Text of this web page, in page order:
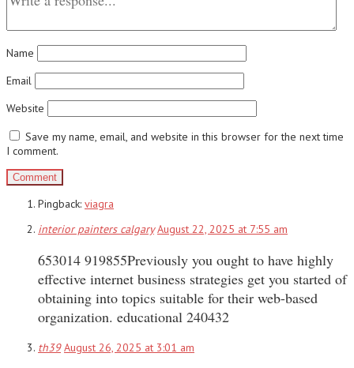
Name
Email
Website
Save my name, email, and website in this browser for the next time
I comment.
Pingback: viagra
interior painters calgary August 22, 2025 at 7:55 am
653014 919855Previously you ought to have highly
effective internet business strategies get you started of
obtaining into topics suitable for their web-based
organization. educational 240432
th39 August 26, 2025 at 3:01 am